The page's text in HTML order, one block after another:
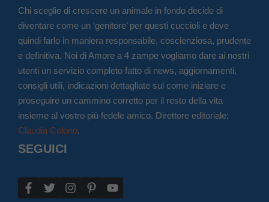
Chi sceglie di crescere un animale in fondo decide di
diventare come un ‘genitore’ per questi cuccioli e deve
quindi farlo in maniera responsabile, coscienziosa, prudente
e definitiva. Noi di Amore a 4 zampe vogliamo dare ai nostri
utenti un servizio completo fatto di news, aggiornamenti,
consigli utili, indicazioni dettagliate sul come iniziare e
proseguire un cammino corretto per il resto della vita
insieme al vostro più fedele amico. Direttore editoriale:
Claudia Colono.
SEGUICI